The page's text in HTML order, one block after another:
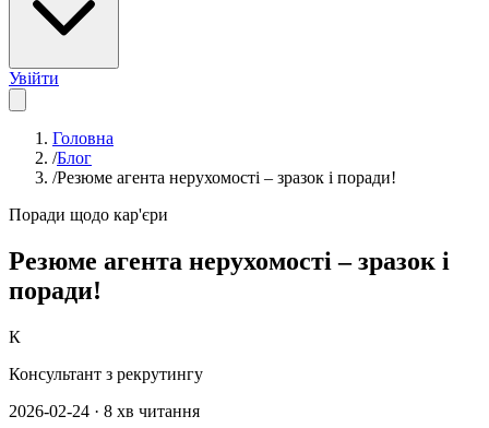
Увійти
Головна
/Блог
/Резюме агента нерухомості – зразок і поради!
Поради щодо кар'єри
Резюме агента нерухомості – зразок і
поради!
К
Консультант з рекрутингу
2026-02-24 · 8 хв читання